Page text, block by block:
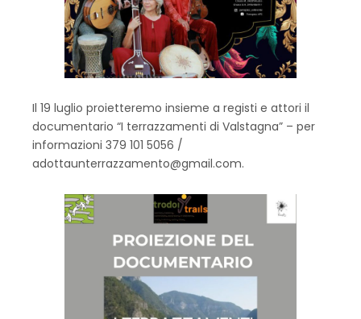
Il 19 luglio proietteremo insieme a registi e attori il
documentario “I terrazzamenti di Valstagna” – per
informazioni 379 101 5056 /
adottaunterrazzamento@gmail.com.